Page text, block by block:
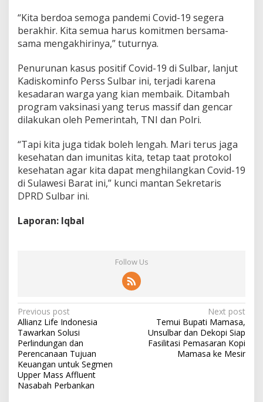
“Kita berdoa semoga pandemi Covid-19 segera
berakhir. Kita semua harus komitmen bersama-
sama mengakhirinya,” tuturnya.
Penurunan kasus positif Covid-19 di Sulbar, lanjut
Kadiskominfo Perss Sulbar ini, terjadi karena
kesadaran warga yang kian membaik. Ditambah
program vaksinasi yang terus massif dan gencar
dilakukan oleh Pemerintah, TNI dan Polri.
“Tapi kita juga tidak boleh lengah. Mari terus jaga
kesehatan dan imunitas kita, tetap taat protokol
kesehatan agar kita dapat menghilangkan Covid-19
di Sulawesi Barat ini,” kunci mantan Sekretaris
DPRD Sulbar ini.
Laporan: Iqbal
Follow Us
P
o
s
t
n
Previous post
Allianz Life Indonesia
Tawarkan Solusi
Perlindungan dan
Perencanaan Tujuan
Keuangan untuk Segmen
Upper Mass Affluent
Nasabah Perbankan
Next post
Temui Bupati Mamasa,
Unsulbar dan Dekopi Siap
Fasilitasi Pemasaran Kopi
Mamasa ke Mesir